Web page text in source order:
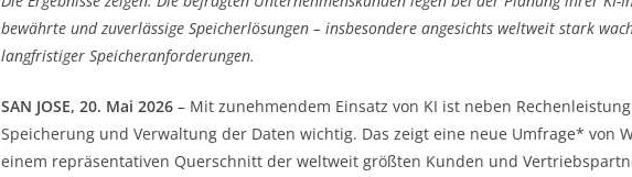
bewährte und zuverlässige Speicherlösungen – insbesondere angesichts weltweit stark
langfristiger Speicheranforderungen.
SAN JOSE, 20. Mai 2026 – Mit zunehmendem Einsatz von KI ist neben
Speicherung und Verwaltung der Daten wichtig. Das zeigt eine neue Umfrage* von
einem repräsentativen Querschnitt der weltweit größten Kunden und